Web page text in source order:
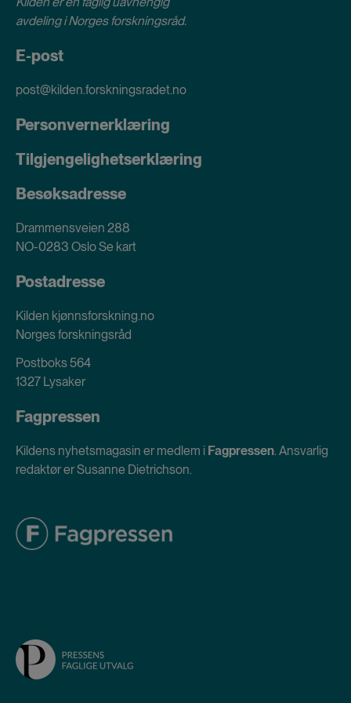
avdeling iNorges forskningsråd.
E-post
post@kilden.forskningsradet.no
Personvernerklæring
Tilgjengelighetserklæring
Besøksadresse
Drammensveien 288
NO-0283 OsloSe kart
Postadresse
Kilden kjønnsforskning.no
Norges forskningsråd
Postboks 564
1327 Lysaker
Fagpressen
Kildens nyhetsmagasin er medlem i Fagpressen. Ansvarlig
redaktør er Susanne Dietrichson.